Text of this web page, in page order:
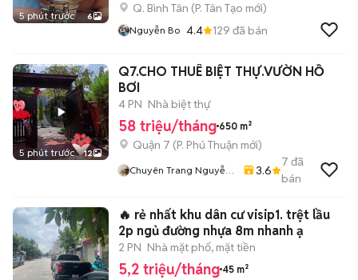
5 phút trước 6
Q. Bình Tân (P. Tân Tạo mới)
Nguyễn Bo 4.4 129 đã bán
5 phút trước 12
Q7.CHO THUÊ BIỆT THỰ.VƯỜN HỒ
BƠI
4 PN Nhà biệt thự
58 triệu/tháng 650 m²
Quận 7 (P. Phú Thuận mới)
Chuyên Trang Nguyễn
3.6
7 đã
bán
🔥 rẻ nhất khu dân cư visip1. trệt lầu
2p ngủ đường nhựa 8m nhanh ạ
2 PN Nhà mặt phố, mặt tiền
5,2 triệu/tháng 45 m²